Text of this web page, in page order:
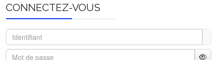
CONNECTEZ-VOUS
Identifiant
Mot de passe